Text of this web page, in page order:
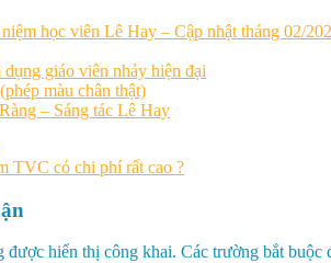
học viên Lê Hay – Cập nhật tháng 02/
giáo viên nhảy hiện đại
màu chân thật)
– Sáng tác Lê Hay
TVC có chi phí rất cao ?
được hiển thị công khai. Các trường bắt buộc